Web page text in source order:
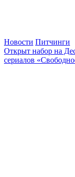
Новости Питчинги
Открыт набор на
сериалов